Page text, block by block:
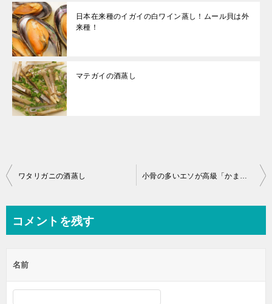
日本在来種のイガイの白ワイン蒸し！ムール貝は外
来種！
マテガイの酒蒸し
投
ビ
ー
シ
ワタリガニの酒蒸し 小骨の多いエソが高級「かまぼこ」の原材料に使われている？最高に美味しい「すり身」が作れる！
コメントを残す
名前